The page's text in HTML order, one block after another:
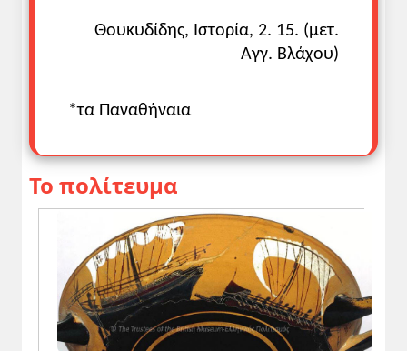
- Τα μέτρα του Σόλωνα: Σεισάχθεια και
- Η τυραννίδα του Πεισίστρατου, σσ. 52-
Υποστηρικτικό υλικό:
- Πηγές του σχ. βιβλίου και άλλες για τα
μέτρα του Σόλωνα και του Κλεισθένη, ώστε
να καταγραφούν τα προβλήματα και τα
μέτρα του Σόλωνα προς αντιμετώπισή
τους, αλλά και οι καινοτομίες του
Κλεισθένη.
Θουκυδίδης, Ιστορία, 2. 15. (μετ.
Αγγ. Βλάχου)
*τα Παναθήναια
Το πολίτευμα